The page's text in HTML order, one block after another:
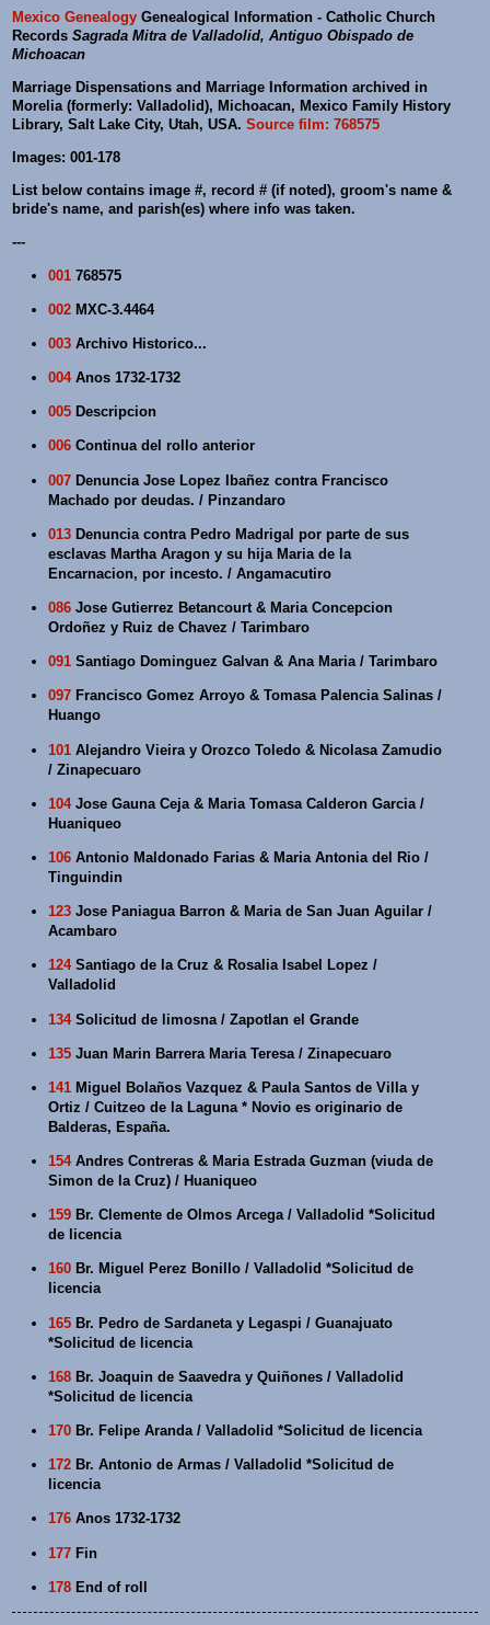
Mexico Genealogy Genealogical Information - Catholic Church
Records Sagrada Mitra de Valladolid, Antiguo Obispado de
Michoacan
Marriage Dispensations and Marriage Information archived in
Morelia (formerly: Valladolid), Michoacan, Mexico Family History
Library, Salt Lake City, Utah, USA. Source film: 768575
Images: 001-178
List below contains image #, record # (if noted), groom's name &
bride's name, and parish(es) where info was taken.
---
001 768575
002 MXC-3.4464
003 Archivo Historico...
004Anos 1732-1732
005 Descripcion
006 Continua del rollo anterior
007 Denuncia Jose Lopez Ibañez contra Francisco
Machado por deudas. / Pinzandaro
013 Denuncia contra Pedro Madrigal por parte de sus
esclavas Martha Aragon y su hija Maria de la
Encarnacion, por incesto. / Angamacutiro
086 Jose Gutierrez Betancourt & Maria Concepcion
Ordoñez y Ruiz de Chavez / Tarimbaro
091 Santiago Dominguez Galvan & Ana Maria / Tarimbaro
097 Francisco Gomez Arroyo & Tomasa Palencia Salinas /
Huango
101 Alejandro Vieira y Orozco Toledo & Nicolasa Zamudio
/ Zinapecuaro
104Jose Gauna Ceja & Maria Tomasa Calderon Garcia /
Huaniqueo
106 Antonio Maldonado Farias & Maria Antonia del Rio /
Tinguindin
123 Jose Paniagua Barron & Maria de San Juan Aguilar /
Acambaro
124Santiago de la Cruz & Rosalia Isabel Lopez /
Valladolid
134Solicitud de limosna / Zapotlan el Grande
135 Juan Marin Barrera Maria Teresa / Zinapecuaro
141 Miguel Bolaños Vazquez & Paula Santos de Villa y
Ortiz / Cuitzeo de la Laguna * Novio es originario de
Balderas, España.
154Andres Contreras & Maria Estrada Guzman (viuda de
Simon de la Cruz) / Huaniqueo
159 Br. Clemente de Olmos Arcega / Valladolid *Solicitud
de licencia
160 Br. Miguel Perez Bonillo / Valladolid *Solicitud de
licencia
165 Br. Pedro de Sardaneta y Legaspi / Guanajuato
*Solicitud de licencia
168 Br. Joaquin de Saavedra y Quiñones / Valladolid
*Solicitud de licencia
170 Br. Felipe Aranda / Valladolid *Solicitud de licencia
172 Br. Antonio de Armas / Valladolid *Solicitud de
licencia
176 Anos 1732-1732
177 Fin
178 End of roll